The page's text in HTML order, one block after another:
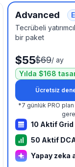
Advanced
Tecrübeli
bir paket
$55$69/ ay
Yılda $168
Ücretsiz
*7 günlük PRO
10 Aktif
50 Aktif
Yapay zeka